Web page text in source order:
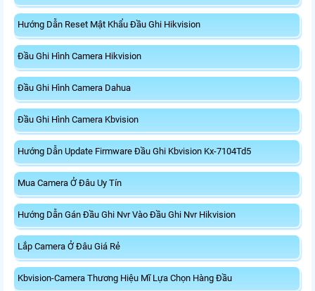
Hướng Dẫn Reset Mật Khẩu Đầu Ghi Hikvision
Đầu Ghi Hình Camera Hikvision
Đầu Ghi Hình Camera Dahua
Đầu Ghi Hình Camera Kbvision
Hướng Dẫn Update Firmware Đầu Ghi Kbvision Kx-7104Td5
Mua Camera Ở Đâu Uy Tín
Hướng Dẫn Gán Đầu Ghi Nvr Vào Đầu Ghi Nvr Hikvision
Lắp Camera Ở Đâu Giá Rẻ
Kbvision-Camera Thương Hiệu Mĩ Lựa Chọn Hàng Đầu